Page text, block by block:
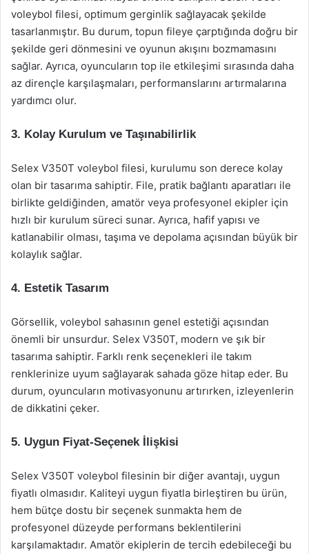
voleybol filesi, optimum gerginlik sağlayacak şekilde
tasarlanmıştır. Bu durum, topun fileye çarptığında doğru bir
şekilde geri dönmesini ve oyunun akışını bozmamasını
sağlar. Ayrıca, oyuncuların top ile etkileşimi sırasında daha
az dirençle karşılaşmaları, performanslarını artırmalarına
yardımcı olur.
3. Kolay Kurulum ve Taşınabilirlik
Selex V350T voleybol filesi, kurulumu son derece kolay
olan bir tasarıma sahiptir. File, pratik bağlantı aparatları ile
birlikte geldiğinden, amatör veya profesyonel ekipler için
hızlı bir kurulum süreci sunar. Ayrıca, hafif yapısı ve
katlanabilir olması, taşıma ve depolama açısından büyük bir
kolaylık sağlar.
4. Estetik Tasarım
Görsellik, voleybol sahasının genel estetiği açısından
önemli bir unsurdur. Selex V350T, modern ve şık bir
tasarıma sahiptir. Farklı renk seçenekleri ile takım
renklerinize uyum sağlayarak sahada göze hitap eder. Bu
durum, oyuncuların motivasyonunu artırırken, izleyenlerin
de dikkatini çeker.
5. Uygun Fiyat-Seçenek İlişkisi
Selex V350T voleybol filesinin bir diğer avantajı, uygun
fiyatlı olmasıdır. Kaliteyi uygun fiyatla birleştiren bu ürün,
hem bütçe dostu bir seçenek sunmakta hem de
profesyonel düzeyde performans beklentilerini
karşılamaktadır. Amatör ekiplerin de tercih edebileceği bu